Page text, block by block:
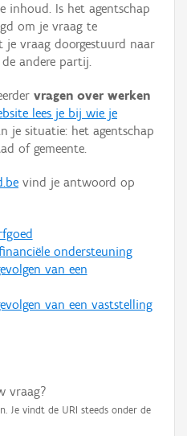
inhoud. Is het agentschap
om je vraag te
je vraag doorgestuurd naar
andere partij.
vragen over werken
lees je bij wie je
je situatie: het agentschap
of gemeente.
vind je antwoord op
ondersteuning
van een
van een vaststelling
vraag?
Je vindt de URI steeds onder de